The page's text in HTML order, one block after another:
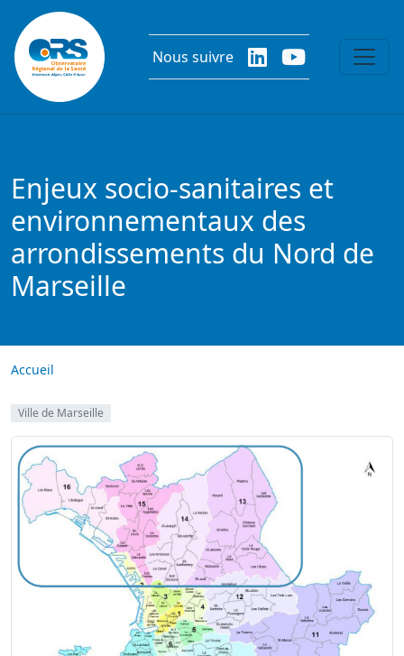
Aller au contenu principal
Nous suivre
Enjeux socio-sanitaires et
environnementaux des
arrondissements du Nord de
Marseille
Accueil
Ville de Marseille
Image
Image